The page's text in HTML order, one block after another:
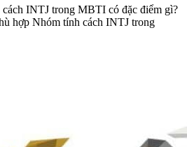
INTJ trong MBTI có đặc điểm gì?
hợp Nhóm tính cách INTJ trong